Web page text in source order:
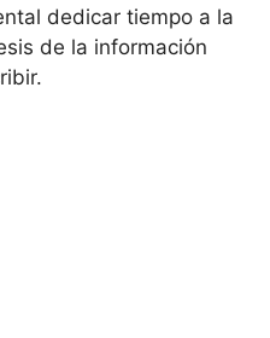
dedicar tiempo a la
de la información